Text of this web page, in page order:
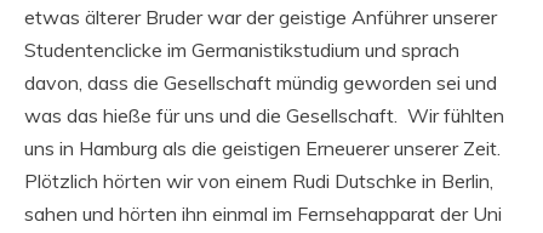
etwas älterer Bruder war der geistige Anführer unserer
Studentenclicke im Germanistikstudium und sprach
davon, dass die Gesellschaft mündig geworden sei und
was das hieße für uns und die Gesellschaft. Wir fühlten
uns in Hamburg als die geistigen Erneuerer unserer Zeit.
Plötzlich hörten wir von einem Rudi Dutschke in Berlin,
sahen und hörten ihn einmal im Fernsehapparat der Uni